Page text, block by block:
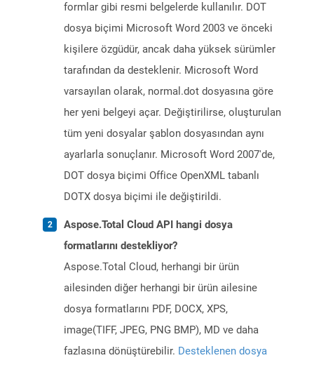
formlar gibi resmi belgelerde kullanılır. DOT
dosya biçimi Microsoft Word 2003 ve önceki
kişilere özgüdür, ancak daha yüksek sürümler
tarafından da desteklenir. Microsoft Word
varsayılan olarak, normal.dot dosyasına göre
her yeni belgeyi açar. Değiştirilirse, oluşturulan
tüm yeni dosyalar şablon dosyasından aynı
ayarlarla sonuçlanır. Microsoft Word 2007'de,
DOT dosya biçimi Office OpenXML tabanlı
DOTX dosya biçimi ile değiştirildi.
Aspose.Total Cloud API hangi dosya
formatlarını destekliyor?
Aspose.Total Cloud, herhangi bir ürün
ailesinden diğer herhangi bir ürün ailesine
dosya formatlarını PDF, DOCX, XPS,
image(TIFF, JPEG, PNG BMP), MD ve daha
fazlasına dönüştürebilir. Desteklenen dosya